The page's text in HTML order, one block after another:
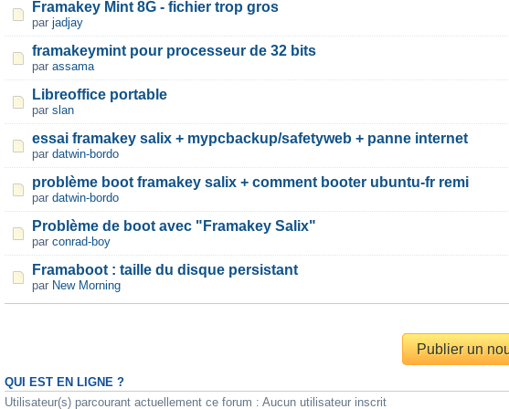
Framakey Mint 8G - fichier trop gros
par jadjay
framakeymint pour processeur de 32 bits
par assama
Libreoffice portable
par slan
essai framakey salix + mypcbackup/safetyweb + panne internet
par datwin-bordo
problème boot framakey salix + comment booter ubuntu-fr remi
par datwin-bordo
Problème de boot avec "Framakey Salix"
par conrad-boy
Framaboot : taille du disque persistant
par New Morning
Publier un
QUI EST EN LIGNE ?
Utilisateur(s) parcourant actuellement ce forum : Aucun utilisateur inscrit